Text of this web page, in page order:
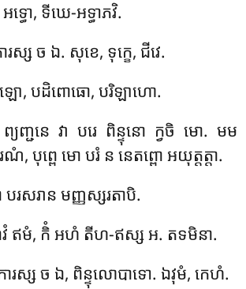
ទ្ធោ, ទីឃេ-អទ្ធាភវិ.
រស្ស ច ឯ. សុខេ, ទុក្ខេ, ជីវេ.
ឡោ, បដិពោធោ, បរិឡាហោ.
យញ្ជនេ វា បរេ ពិន្ទុនោ ក្វចិ មោ. មម
បុព្ពេ មោ បរំ ន នេតព្ពោ អយុត្តត្តា.
បរសរាន មញ្ញស្សរតាបិ.
វំ ឥមំ, កិំ អហំ តីហ-ឥស្ស អ. តទមិនា.
រស្ស ច ឯ, ពិន្ទុលោបាទោ. ឯវុមំ, កេហំ.